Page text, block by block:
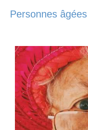
Personnes âgées